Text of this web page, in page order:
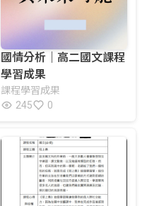
國情分析｜高二國文課程
學習成果
課程學習成果
245
0